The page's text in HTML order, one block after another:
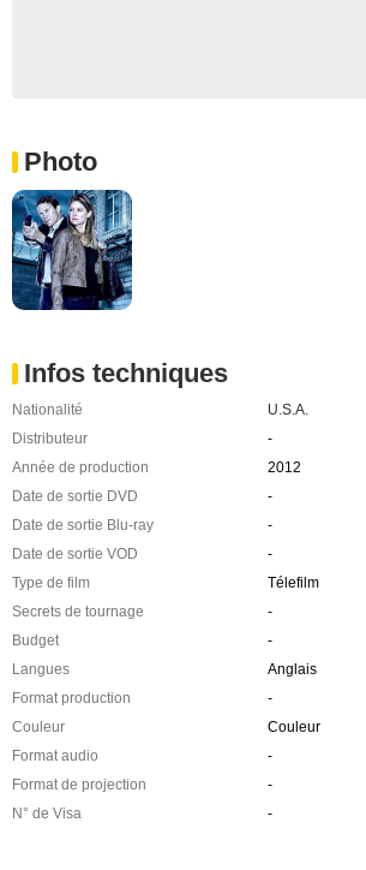
Photo
Infos techniques
Nationalité
U.S.A.
Distributeur
-
Année de production
2012
Date de sortie DVD
-
Date de sortie Blu-ray
-
Date de sortie VOD
-
Type de film
Télefilm
Secrets de tournage
-
Budget
-
Langues
Anglais
Format production
-
Couleur
Couleur
Format audio
-
Format de projection
-
N° de Visa
-